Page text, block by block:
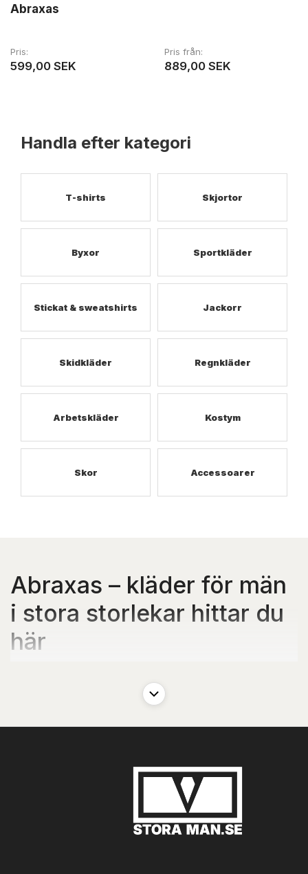
Abraxas
Pris
599,00 SEK
Pris från
889,00 SEK
Handla efter kategori
T-shirts Skjortor
Byxor Sportkläder
Stickat & sweatshirts Jackorr
Skidkläder Regnkläder
Arbetskläder Kostym
Skor Accessoarer
Abraxas – kläder för män
i stora storlekar hittar du
här
ofta får man nöja sig med det som “råkade finnas i lager” – eller
leta förgäves i butiker där stora storlekar är gömda längst bak.
bästa från Abraxas, ett tyskt klädmärke som har specialiserat sig
byxor och jeans, men varumärket rymmer mycket mer än så. Här
får du herrmode som är gjort för riktiga män – med riktiga
proportioner. Passformen är genomtänkt, kvaliteten är hög och
kläderna är designade för att kunna användas om och om igen –
både till vardags och på fritiden.